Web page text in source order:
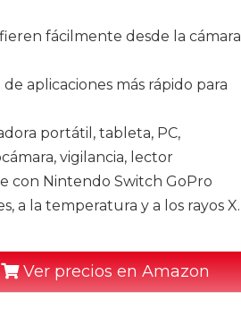
fácilmente desde la cámara
aplicaciones más rápido para
portátil, tableta, PC,
vigilancia, lector
con Nintendo Switch GoPro
a la temperatura y a los rayos X.
Ver precios en Amazon